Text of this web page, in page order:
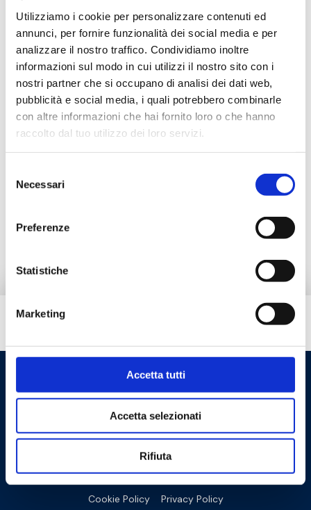
Utilizziamo i cookie per personalizzare contenuti ed
annunci, per fornire funzionalità dei social media e per
analizzare il nostro traffico. Condividiamo inoltre
informazioni sul modo in cui utilizzi il nostro sito con i
nostri partner che si occupano di analisi dei dati web,
pubblicità e social media, i quali potrebbero combinarle
con altre informazioni che hai fornito loro o che hanno
raccolto dal tuo utilizzo dei loro servizi.
delNecessari
Preferenze
Statistiche
Marketing
Accetta tutti
Accetta selezionati
Rifiuta
30D02000825 G 3/4 M
30D02000840 G 3/4 M
Description
Documentation
Accessories
Cookie Policy Privacy Policy